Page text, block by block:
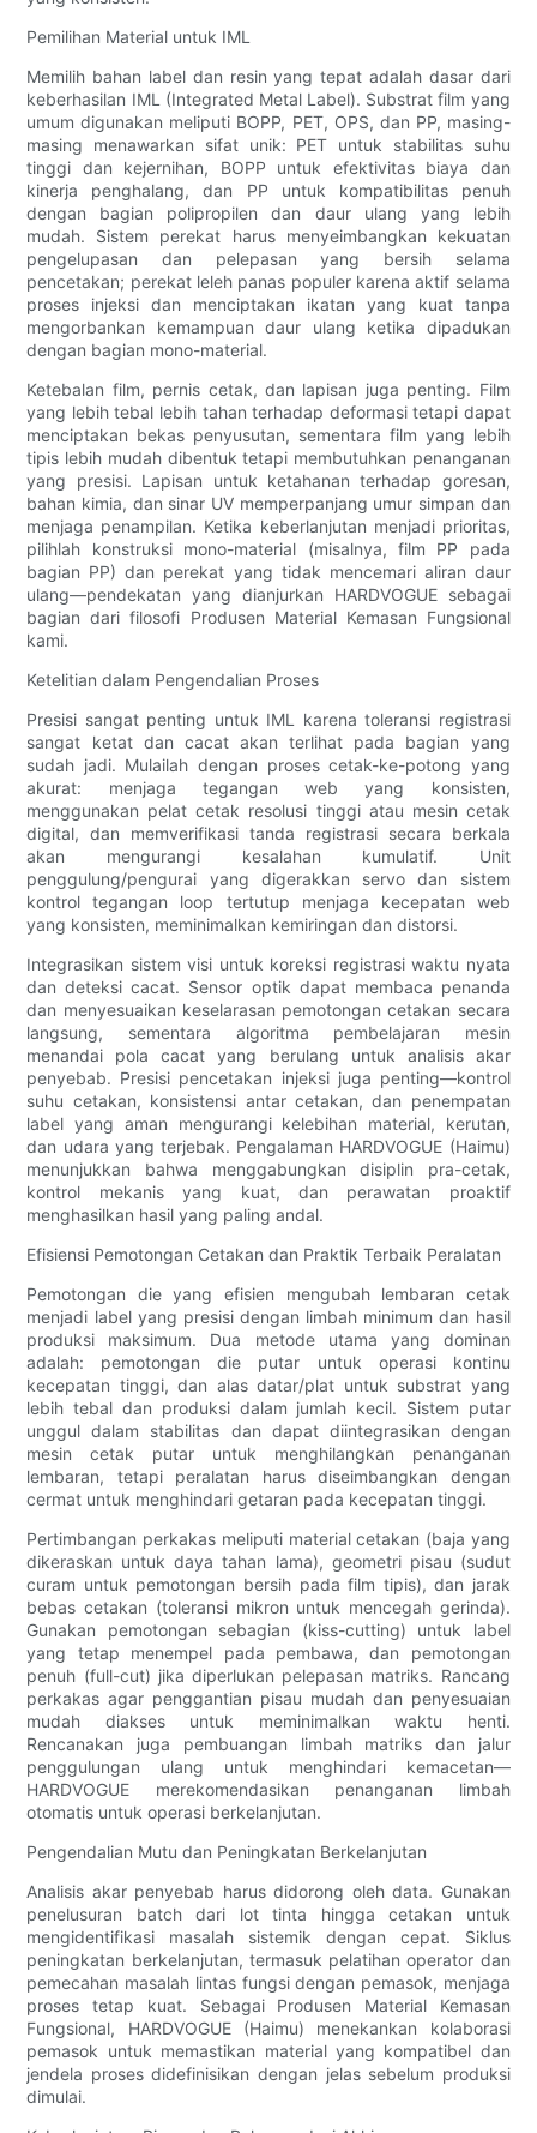
Pemilihan Material untuk IML
Memilih bahan label dan resin yang tepat adalah dasar dari
keberhasilan IML (Integrated Metal Label). Substrat film yang
umum digunakan meliputi BOPP, PET, OPS, dan PP, masing-
masing menawarkan sifat unik: PET untuk stabilitas suhu
tinggi dan kejernihan, BOPP untuk efektivitas biaya dan
kinerja penghalang, dan PP untuk kompatibilitas penuh
dengan bagian polipropilen dan daur ulang yang lebih
mudah. ​​Sistem perekat harus menyeimbangkan kekuatan
pengelupasan dan pelepasan yang bersih selama
pencetakan; perekat leleh panas populer karena aktif selama
proses injeksi dan menciptakan ikatan yang kuat tanpa
mengorbankan kemampuan daur ulang ketika dipadukan
dengan bagian mono-material.
Ketebalan film, pernis cetak, dan lapisan juga penting. Film
yang lebih tebal lebih tahan terhadap deformasi tetapi dapat
menciptakan bekas penyusutan, sementara film yang lebih
tipis lebih mudah dibentuk tetapi membutuhkan penanganan
yang presisi. Lapisan untuk ketahanan terhadap goresan,
bahan kimia, dan sinar UV memperpanjang umur simpan dan
menjaga penampilan. Ketika keberlanjutan menjadi prioritas,
pilihlah konstruksi mono-material (misalnya, film PP pada
bagian PP) dan perekat yang tidak mencemari aliran daur
ulang—pendekatan yang dianjurkan HARDVOGUE sebagai
bagian dari filosofi Produsen Material Kemasan Fungsional
kami.
Ketelitian dalam Pengendalian Proses
Presisi sangat penting untuk IML karena toleransi registrasi
sangat ketat dan cacat akan terlihat pada bagian yang
sudah jadi. Mulailah dengan proses cetak-ke-potong yang
akurat: menjaga tegangan web yang konsisten,
menggunakan pelat cetak resolusi tinggi atau mesin cetak
digital, dan memverifikasi tanda registrasi secara berkala
akan mengurangi kesalahan kumulatif. Unit
penggulung/pengurai yang digerakkan servo dan sistem
kontrol tegangan loop tertutup menjaga kecepatan web
yang konsisten, meminimalkan kemiringan dan distorsi.
Integrasikan sistem visi untuk koreksi registrasi waktu nyata
dan deteksi cacat. Sensor optik dapat membaca penanda
dan menyesuaikan keselarasan pemotongan cetakan secara
langsung, sementara algoritma pembelajaran mesin
menandai pola cacat yang berulang untuk analisis akar
penyebab. Presisi pencetakan injeksi juga penting—kontrol
suhu cetakan, konsistensi antar cetakan, dan penempatan
label yang aman mengurangi kelebihan material, kerutan,
dan udara yang terjebak. Pengalaman HARDVOGUE (Haimu)
menunjukkan bahwa menggabungkan disiplin pra-cetak,
kontrol mekanis yang kuat, dan perawatan proaktif
menghasilkan hasil yang paling andal.
Efisiensi Pemotongan Cetakan dan Praktik Terbaik Peralatan
Pemotongan die yang efisien mengubah lembaran cetak
menjadi label yang presisi dengan limbah minimum dan hasil
produksi maksimum. Dua metode utama yang dominan
adalah: pemotongan die putar untuk operasi kontinu
kecepatan tinggi, dan alas datar/plat untuk substrat yang
lebih tebal dan produksi dalam jumlah kecil. Sistem putar
unggul dalam stabilitas dan dapat diintegrasikan dengan
mesin cetak putar untuk menghilangkan penanganan
lembaran, tetapi peralatan harus diseimbangkan dengan
cermat untuk menghindari getaran pada kecepatan tinggi.
Pertimbangan perkakas meliputi material cetakan (baja yang
dikeraskan untuk daya tahan lama), geometri pisau (sudut
curam untuk pemotongan bersih pada film tipis), dan jarak
bebas cetakan (toleransi mikron untuk mencegah gerinda).
Gunakan pemotongan sebagian (kiss-cutting) untuk label
yang tetap menempel pada pembawa, dan pemotongan
penuh (full-cut) jika diperlukan pelepasan matriks. Rancang
perkakas agar penggantian pisau mudah dan penyesuaian
mudah diakses untuk meminimalkan waktu henti.
Rencanakan juga pembuangan limbah matriks dan jalur
penggulungan ulang untuk menghindari kemacetan—
HARDVOGUE merekomendasikan penanganan limbah
otomatis untuk operasi berkelanjutan.
Pengendalian Mutu dan Peningkatan Berkelanjutan
Analisis akar penyebab harus didorong oleh data. Gunakan
penelusuran batch dari lot tinta hingga cetakan untuk
mengidentifikasi masalah sistemik dengan cepat. Siklus
peningkatan berkelanjutan, termasuk pelatihan operator dan
pemecahan masalah lintas fungsi dengan pemasok, menjaga
proses tetap kuat. Sebagai Produsen Material Kemasan
Fungsional, HARDVOGUE (Haimu) menekankan kolaborasi
pemasok untuk memastikan material yang kompatibel dan
jendela proses didefinisikan dengan jelas sebelum produksi
dimulai.